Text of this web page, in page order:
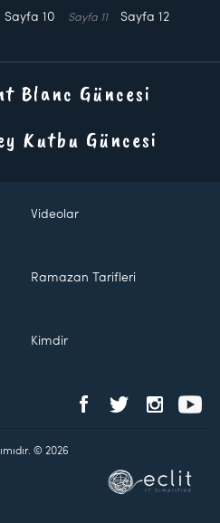
Sayfa 10 Sayfa 11 Sayfa 12
Blanc Güncesi
Kutbu Güncesi
Videolar
Ramazan Tarifleri
Kimdir
© 2026